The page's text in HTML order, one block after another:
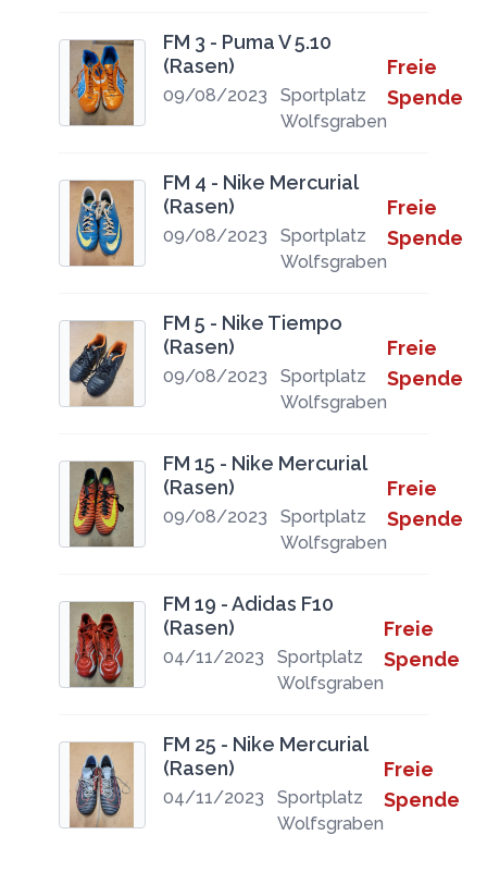
FM 3 - Puma V 5.10
(Rasen)
09/08/2023
Sportplatz
Wolfsgraben
Freie
Spende
FM 4 - Nike Mercurial
(Rasen)
09/08/2023
Sportplatz
Wolfsgraben
Freie
Spende
FM 5 - Nike Tiempo
(Rasen)
09/08/2023
Sportplatz
Wolfsgraben
Freie
Spende
FM 15 - Nike Mercurial
(Rasen)
09/08/2023
Sportplatz
Wolfsgraben
Freie
Spende
FM 19 - Adidas F10
(Rasen)
04/11/2023
Sportplatz
Wolfsgraben
Freie
Spende
FM 25 - Nike Mercurial
(Rasen)
04/11/2023
Sportplatz
Wolfsgraben
Freie
Spende